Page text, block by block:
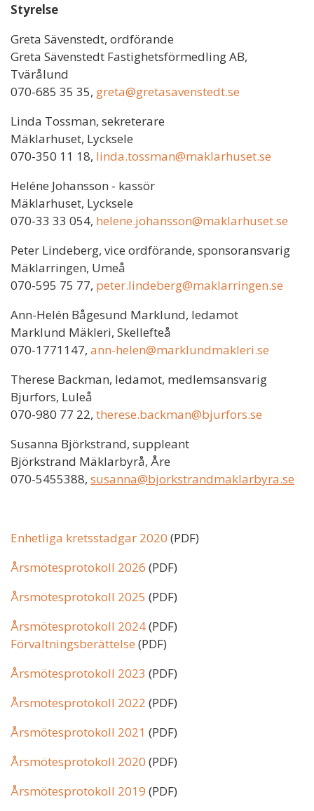
Styrelse
Greta Sävenstedt, ordförande
Greta Sävenstedt Fastighetsförmedling AB,
Tvärålund
070-685 35 35, greta@gretasavenstedt.se
Linda Tossman, sekreterare
Mäklarhuset, Lycksele
070-350 11 18, linda.tossman@maklarhuset.se
Heléne Johansson - kassör
Mäklarhuset, Lycksele
070-33 33 054, helene.johansson@maklarhuset.se
Peter Lindeberg, vice ordförande, sponsoransvarig
Mäklarringen, Umeå
070-595 75 77, peter.lindeberg@maklarringen.se
Ann-Helén Bågesund Marklund, ledamot
Marklund Mäkleri, Skellefteå
070-1771147, ann-helen@marklundmakleri.se
Therese Backman, ledamot, medlemsansvarig
Bjurfors, Luleå
070-980 77 22, therese.backman@bjurfors.se
Susanna Björkstrand, suppleant
Björkstrand Mäklarbyrå, Åre
070-5455388, susanna@bjorkstrandmaklarbyra.se
Enhetliga kretsstadgar 2020 (PDF)
Årsmötesprotokoll 2026 (PDF)
Årsmötesprotokoll 2025 (PDF)
Årsmötesprotokoll 2024(PDF)
Förvaltningsberättelse (PDF)
Årsmötesprotokoll 2023 (PDF)
Årsmötesprotokoll 2022 (PDF)
Årsmötesprotokoll 2021 (PDF)
Årsmötesprotokoll 2020 (PDF)
Årsmötesprotokoll 2019 (PDF)